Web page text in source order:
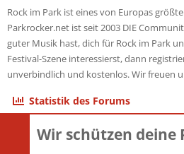
Rock im Park ist eines von Europas
Parkrocker.net ist seit 2003 DIE
guter Musik hast, dich für Rock im Park
Festival-Szene interessierst, dann
unverbindlich und kostenlos. Wir freuen
Statistik des Forums
ThemenWir schützen deine